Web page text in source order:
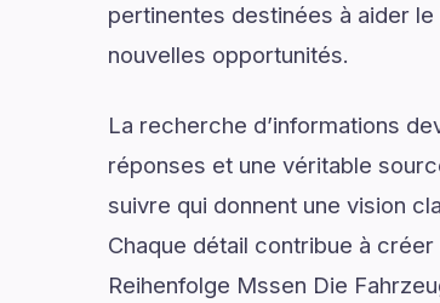
pertinentes destinées à aider
nouvelles opportunités.
La recherche d’informations
réponses et une véritable
suivre qui donnent une vision
Chaque détail contribue à
Reihenfolge Mssen Die